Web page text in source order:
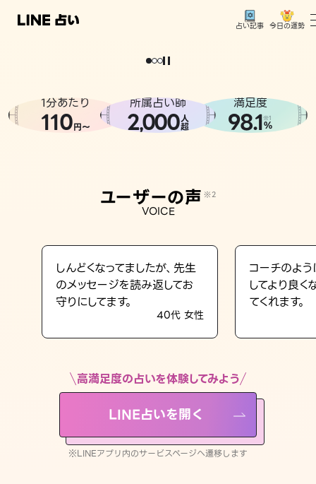
占い記事 今日の運勢
相談事例
LINE占いを開く
※LINEアプリ内のサービスページへ遷移します
どうせなら
。
1分あたり
110円〜
所属占い師
2,000人
超
満足度
98.1※1
%
ユーザーの声 ※2
VOICE
しんどくなってましたが、先生
のメッセージを読み返してお
守りにしてます。
40代 女性
コーチのよ
してより良
てくれます。
高満足度の占いを体験してみよう
LINE占いを開く
※LINEアプリ内のサービスページへ遷移します